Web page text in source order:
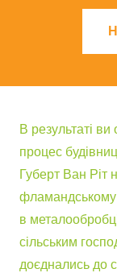
В результаті
процес
Губерт Ван Ріт
фламандському
в
сільським
доєднались до